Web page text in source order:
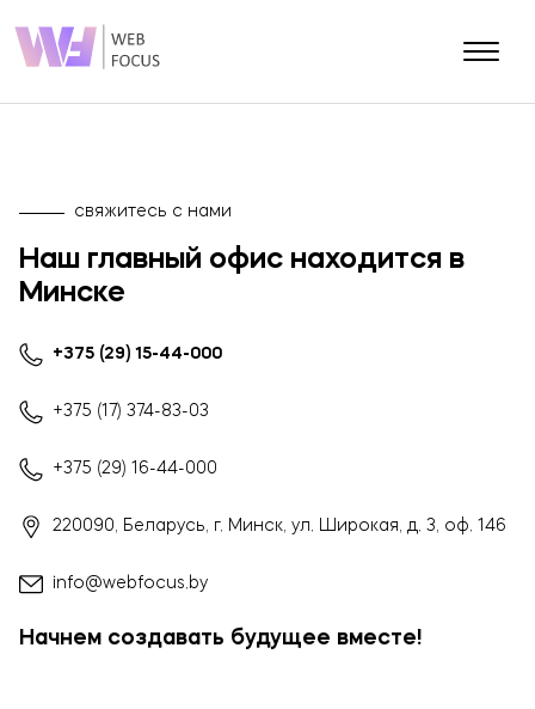
SEO (Продвижение сайта)
SMM (Продвижение соц.сетей)
PPC (Контекстная реклама)
SERM (Управление репутацией)
Техническая поддержка сайта
Копирайтинг
свяжитесь с нами
Наш главный офис находится в
Минске
+375 (29) 15-44-000
+375 (17) 374-83-03
+375 (29) 16-44-000
220090, Беларусь, г. Минск, ул. Широкая, д. 3, оф. 146
info@webfocus.by
Начнем создавать будущее вместе!